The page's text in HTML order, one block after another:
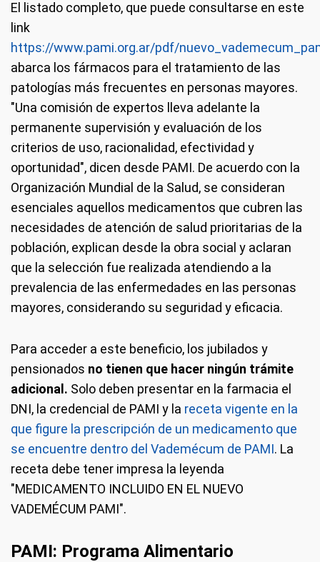
El listado completo, que puede consultarse en este
link
https://www.pami.org.ar/pdf/
abarca los fármacos para el tratamiento de las
patologías más frecuentes en personas mayores.
"Una comisión de expertos lleva adelante la
permanente supervisión y evaluación de los
criterios de uso, racionalidad, efectividad y
oportunidad", dicen desde PAMI. De acuerdo con la
Organización Mundial de la Salud, se consideran
esenciales aquellos medicamentos que cubren las
necesidades de atención de salud prioritarias de la
población, explican desde la obra social y aclaran
que la selección fue realizada atendiendo a la
prevalencia de las enfermedades en las personas
mayores, considerando su seguridad y eficacia.
Para acceder a este beneficio, los jubilados y
pensionados no tienen que hacer ningún trámite
adicional. Solo deben presentar en la farmacia el
DNI, la credencial de PAMI y la receta vigente en la
que figure la prescripción de un medicamento que
se encuentre dentro del Vademécum de PAMI. La
receta debe tener impresa la leyenda
"MEDICAMENTO INCLUIDO EN EL NUEVO
VADEMÉCUM PAMI".
PAMI: Programa Alimentario